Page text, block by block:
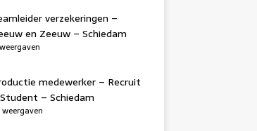
verzekeringen –
en Zeeuw – Schiedam
medewerker – Recruit
– Schiedam
weergaven